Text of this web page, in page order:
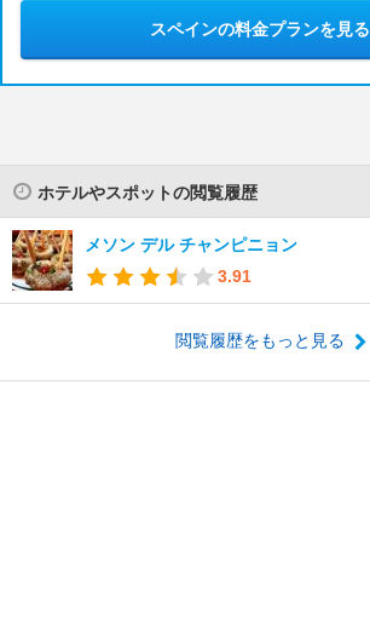
スペインの料金プランを見る
ホテルやスポットの閲覧履歴
メソン デル チャンピニョン
3.91
閲覧履歴をもっと見る